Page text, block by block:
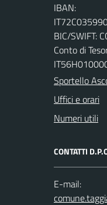
IBAN:
BIC/SWIFT:
Conto di
Sportello
Uffici e orari
Numeri utili
CONTATTI
E-mail: